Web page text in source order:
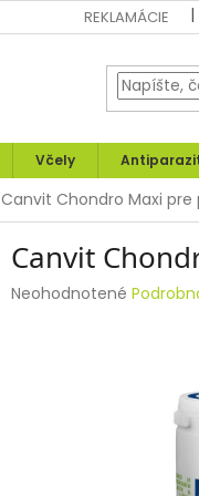
REKLAMÁCIE
Včely
Canvit Chondro Maxi pre
Canvit
Priemerné
Neohodnotené